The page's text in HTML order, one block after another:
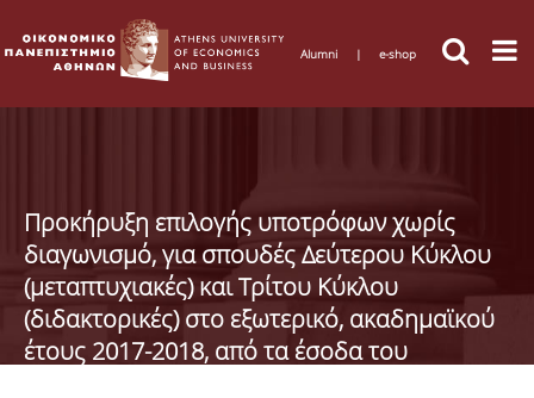
Alumni | e-shop
Προκήρυξη επιλογής υποτρόφων χωρίς
διαγωνισμό, για σπουδές Δεύτερου Κύκλου
(μεταπτυχιακές) και Τρίτου Κύκλου
(διδακτορικές) στο εξωτερικό, ακαδημαϊκού
έτους 2017-2018, από τα έσοδα του